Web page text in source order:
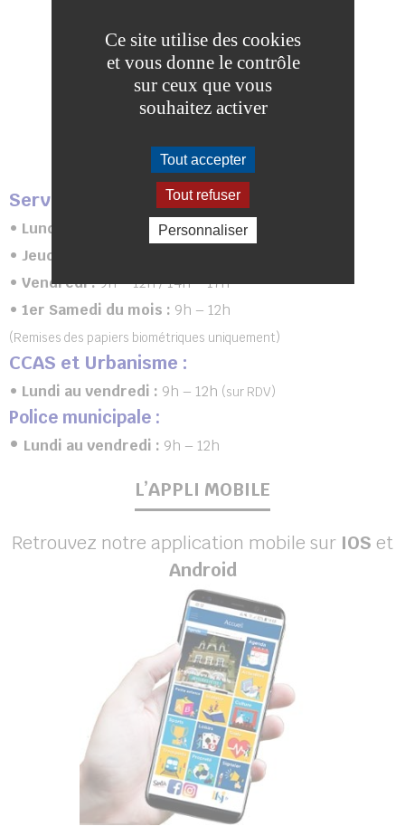
HORAIRES D’OUVERTURE
Services de la Mairie:
• Lundi, mardi, mercredi :9h – 12h / 14h – 17h30
• Jeudi
• Vendredi :9h – 12h / 14h – 17h
• 1er Samedi du mois : 9h – 12h
(Remises des papiers biométriques uniquement)
CCAS et Urbanisme :
• Lundi au vendredi : 9h – 12h (sur RDV)
Police municipale :
• Lundi au vendredi : 9h – 12h
L’APPLI MOBILE
Retrouvez notre application mobile sur IOS et
Android
Ce site utilise des cookies
et vous donne le contrôle
sur ceux que vous
souhaitez activer
Tout accepter
Tout refuser
Personnaliser